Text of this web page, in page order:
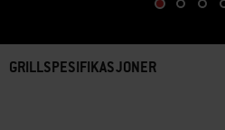
GRILLSPESIFIKASJONER